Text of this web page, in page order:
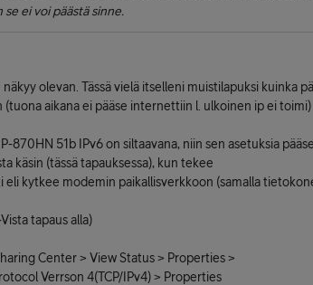
se ei voi päästä sinne.
näkyy olevan. Tässä vielä itselleni muistilapuksi kuinka
(tuona aikana ei pääse internettiin l. ulkoinen ip ei toimi)
870HN 51b IPv6 on siltaavana, niin sen asetuksia
käsin (tässä tapauksessa), kun tekee
eli kytkee modemin paikallisverkkoon (samalla
tapaus alla)
Center > View Status > Properties >
Verrson 4(TCP/IPv4) > Properties